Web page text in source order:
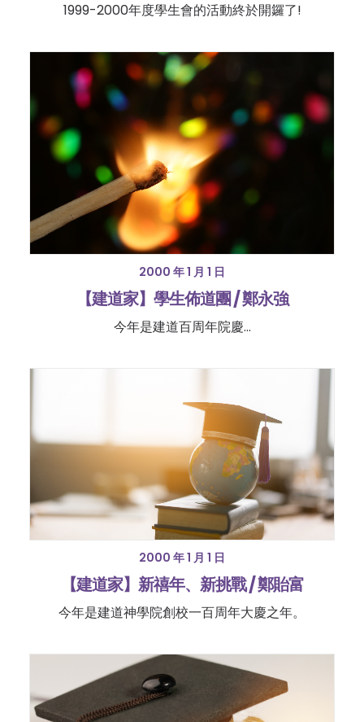
1999-2000年度學生會的活動終於開鑼了!
2000 年 1 月 1 日
【建道家】學生佈道團 / 鄭永強
今年是建道百周年院慶...
2000 年 1 月 1 日
【建道家】新禧年、新挑戰 / 鄭貽富
今年是建道神學院創校一百周年大慶之年。